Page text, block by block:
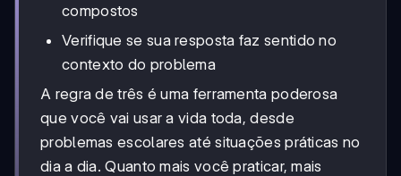
compostos
Verifique se sua resposta faz sentido no
contexto do problema
A regra de três é uma ferramenta poderosa
que você vai usar a vida toda, desde
problemas escolares até situações práticas no
dia a dia. Quanto mais você praticar, mais